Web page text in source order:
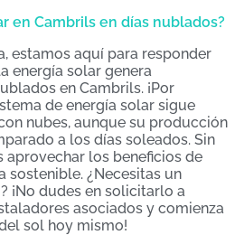
en Cambrils en días nublados?
estamos aquí para responder
energía solar genera
en Cambrils. ¡Por
de energía solar sigue
nubes, aunque su producción
a los días soleados. Sin
aprovechar los beneficios de
sostenible. ¿Necesitas un
¡No dudes en solicitarlo a
asociados y comienza
sol hoy mismo!